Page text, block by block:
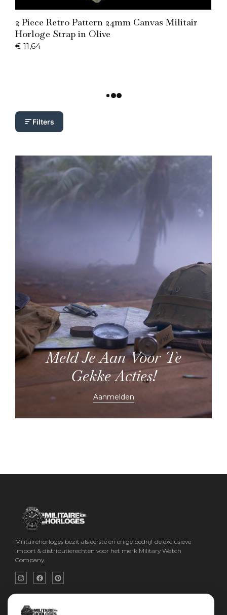
Filters
Meld Je Aan Voor Te
Gekke Acties!
Aanmelden
2 Piece Retro Pattern 24mm Canvas Militair
Horloge Strap in Olive
€ 11,64
Militairehorloges bezit als eerste en enige bedrijf de exclusieve
import & distributierechten voor het merk Military Watch
Company.
Snel menu